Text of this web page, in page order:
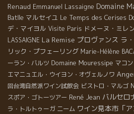
Renaud Emmanuel Lassaigne Domaine
Batlle マルセイユ Le Temps des Cerises
デ・マイヨル Visite Paris ドメーヌ・ミレ
LASSAIGNE La Remise プロヴァンス ラ
リック・プフェーリング Marie-Hélène
ーラン・バルツ Domaine Mouressipe マコン
エマニュエル・ウイヨン・オヴェルノワ
回台湾自然派ワイン試飲会 ビストロ・マルゴ
スポア・ゴトーツアー René Jean バルセロ
ラ・トルトゥーガ ニーム ワイン見本市「ア